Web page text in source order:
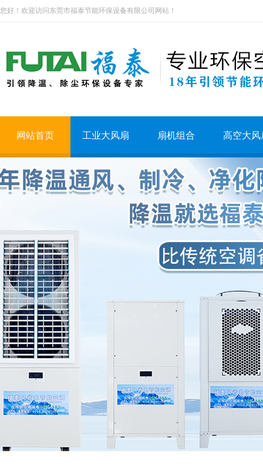
您好！欢迎访问东莞市福泰节能环保设备有限公司网站！
网站首页 工业大风扇 扇机组合 高空大风